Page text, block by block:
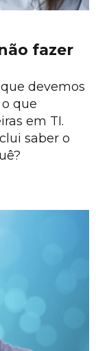
fazer
devemos
que
em TI.
saber o